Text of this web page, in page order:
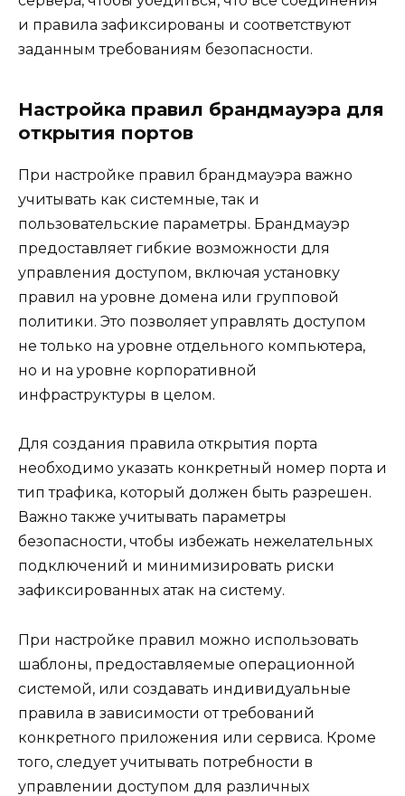
и правила зафиксированы и соответствуют
заданным требованиям безопасности.
Настройка правил брандмауэра для
открытия портов
При настройке правил брандмауэра важно
учитывать как системные, так и
пользовательские параметры. Брандмауэр
предоставляет гибкие возможности для
управления доступом, включая установку
правил на уровне домена или групповой
политики. Это позволяет управлять доступом
не только на уровне отдельного компьютера,
но и на уровне корпоративной
инфраструктуры в целом.
Для создания правила открытия порта
необходимо указать конкретный номер порта и
тип трафика, который должен быть разрешен.
Важно также учитывать параметры
безопасности, чтобы избежать нежелательных
подключений и минимизировать риски
зафиксированных атак на систему.
При настройке правил можно использовать
шаблоны, предоставляемые операционной
системой, или создавать индивидуальные
правила в зависимости от требований
конкретного приложения или сервиса. Кроме
того, следует учитывать потребности в
управлении доступом для различных